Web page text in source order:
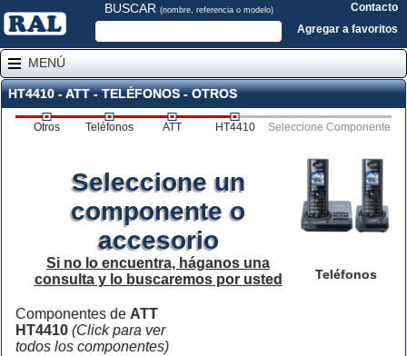
BUSCAR (nombre, referencia o modelo)
Contacto
Agregar a favoritos
MENÚ
HT4410 - ATT - TELÉFONOS - OTROS
Otros Teléfonos ATT HT4410 Seleccione Componente
Teléfonos
Seleccione un
componente o
accesorio
Si no lo encuentra, háganos una
consulta y lo buscaremos por usted
Componentes de ATT
HT4410 (Click para ver
todos los componentes)